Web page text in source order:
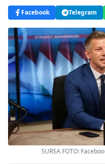
Facebook Telegram
SURSA FOTO: